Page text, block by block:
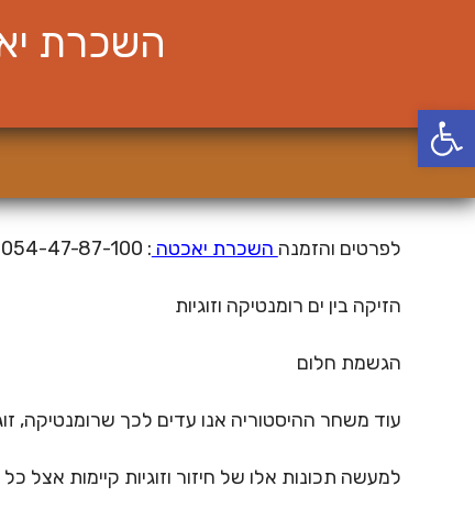
פתח סרגל נגישות
השכרת
לפרטים והזמנה השכרת יאכטה : 054-47-87-100
הזיקה בין ים רומנטיקה וזוגיות
הגשמת חלום
עוד משחר ההיסטוריה אנו עדים לכך שרומנטיקה,
למעשה תכונות אלו של חיזור וזוגיות קיימות אצל